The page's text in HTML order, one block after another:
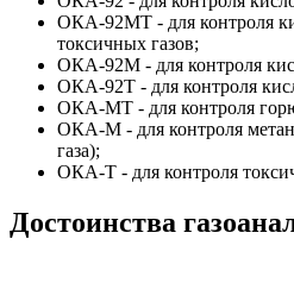
ОКА-92МТ - для контроля
токсичных газов;
ОКА-92М - для контроля
ОКА-92Т - для контроля
ОКА-МТ - для контроля
ОКА-М - для контроля
газа);
ОКА-Т - для контроля
Достоинства